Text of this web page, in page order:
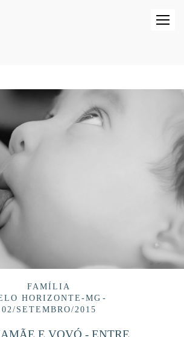
FAMÍLIA
HORIZONTE-MG
02/SETEMBRO/2015
E VOVÓ - ENTRE